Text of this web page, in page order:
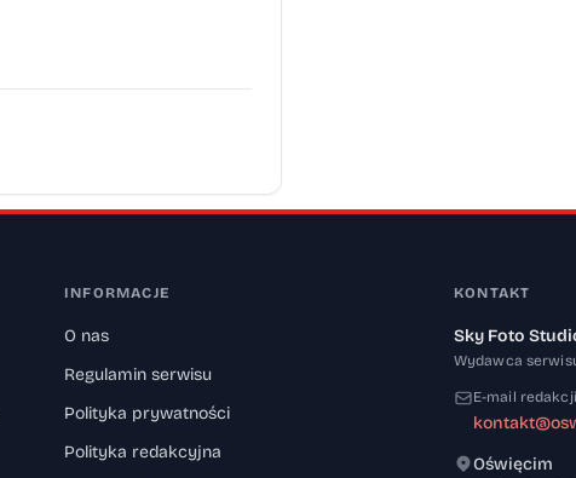
INFORMACJE
O nas
Regulamin serwisu
Polityka prywatności
Polityka redakcyjna
KONTAKT
Sky Foto
Wydawca
E-mail redakcji
Oświęcim